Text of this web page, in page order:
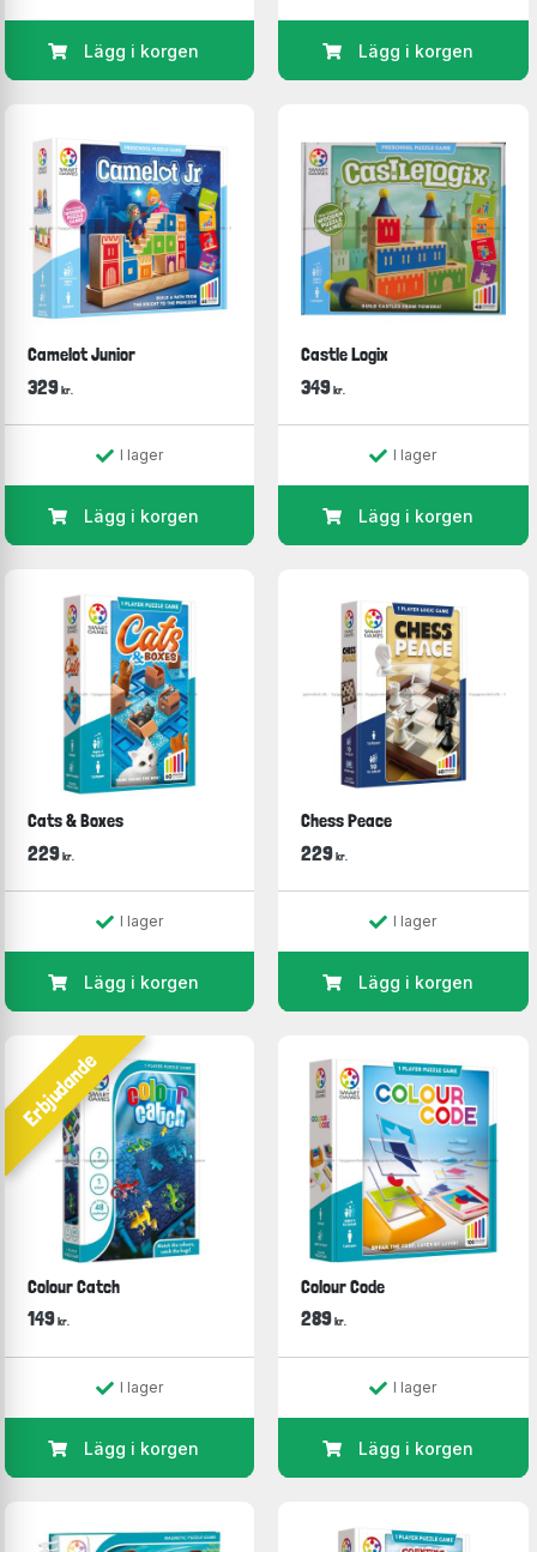
Lägg i korgen Lägg i korgen
Camelot Junior
329 kr.
I lager
Lägg i korgen
Castle Logix
349kr.
I lager
Lägg i korgen
Cats & Boxes
229 kr.
I lager
Lägg i korgen
Chess Peace
229kr.
I lager
Lägg i korgen
Erbjudande
Colour Catch
149 kr.
I lager
Lägg i korgen
Colour Code
289 kr.
I lager
Lägg i korgen